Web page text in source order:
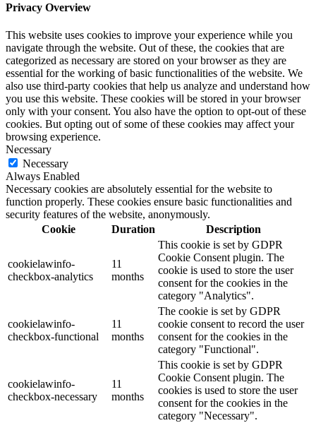
Privacy Overview
This website uses cookies to improve your experience while you
navigate through the website. Out of these, the cookies that are
categorized as necessary are stored on your browser as they are
essential for the working of basic functionalities of the website. We
also use third-party cookies that help us analyze and understand how
you use this website. These cookies will be stored in your browser
only with your consent. You also have the option to opt-out of these
cookies. But opting out of some of these cookies may affect your
browsing experience.
Necessary
Necessary
Always Enabled
Necessary cookies are absolutely essential for the website to
function properly. These cookies ensure basic functionalities and
security features of the website, anonymously.
Cookie
Duration Description
cookielawinfo-
checkbox-analytics
11
months
This cookie is set by GDPR
Cookie Consent plugin. The
cookie is used to store the user
consent for the cookies in the
category "Analytics".
cookielawinfo-
checkbox-functional
11
months
The cookie is set by GDPR
cookie consent to record the user
consent for the cookies in the
category "Functional".
cookielawinfo-
checkbox-necessary
11
months
This cookie is set by GDPR
Cookie Consent plugin. The
cookies is used to store the user
consent for the cookies in the
category "Necessary".